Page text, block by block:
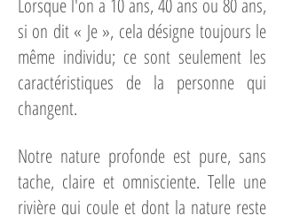
Lorsque l'on a 10 ans, 40 ans ou 80 ans,
si on dit « Je », cela désigne toujours le
même individu; ce sont seulement les
caractéristiques de la personne qui
changent.
Notre nature profonde est pure, sans
tache, claire et omnisciente. Telle une
rivière qui coule et dont la nature reste